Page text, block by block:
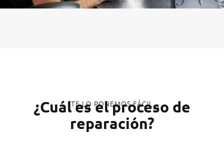
TE LO PONEMOS FÁCIL
¿Cuál es el proceso de
reparación?